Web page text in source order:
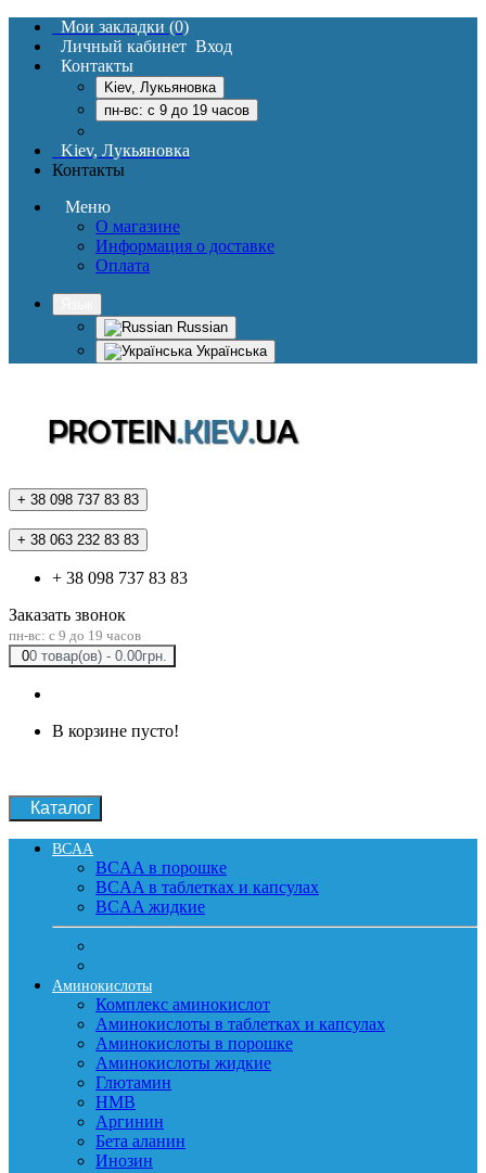
Мои закладки (0)
Личный кабинет Вход
Контакты
Kiev, Лукьяновка
пн-вс: c 9 до 19 часов
Kiev, Лукьяновка
Контакты
Меню
О магазине
Информация о доставке
Оплата
Russian
Українська
+ 38 098 737 83 83
+ 38 063 232 83 83
+ 38 098 737 83 83
Заказать звонок
пн-вс: c 9 до 19 часов
00 товар(ов) - 0.00грн.
В корзине пусто!
Каталог
BCAA
BCAA в порошке
BCAA в таблетках и капсулах
BCAA жидкие
Аминокислоты
Комплекс аминокислот
Аминокислоты в таблетках и капсулах
Аминокислоты в порошке
Аминокислоты жидкие
Глютамин
HMB
Аргинин
Бета аланин
Инозин